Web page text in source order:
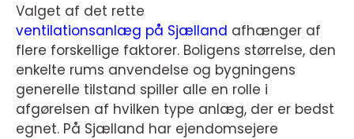
Valget af det rette
ventilationsanlæg på Sjælland afhænger af
flere forskellige faktorer. Boligens størrelse, den
enkelte rums anvendelse og bygningens
generelle tilstand spiller alle en rolle i
afgørelsen af hvilken type anlæg, der er bedst
egnet. På Sjælland har ejendomsejere